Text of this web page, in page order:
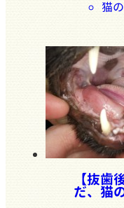
猫
【抜
だ、猫